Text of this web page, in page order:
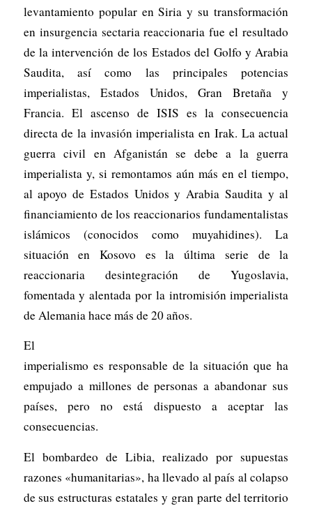
levantamiento popular en Siria y su transformación
en insurgencia sectaria reaccionaria fue el resultado
de la intervención de los Estados del Golfo y Arabia
Saudita, así como las principales potencias
imperialistas, Estados Unidos, Gran Bretaña y
Francia. El ascenso de ISIS es la consecuencia
directa de la invasión imperialista en Irak. La actual
guerra civil en Afganistán se debe a la guerra
imperialista y, si remontamos aún más en el tiempo,
al apoyo de Estados Unidos y Arabia Saudita y al
financiamiento de los reaccionarios fundamentalistas
islámicos (conocidos como muyahidines). La
situación en Kosovo es la última serie de la
reaccionaria desintegración de Yugoslavia,
fomentada y alentada por la intromisión imperialista
de Alemania hace más de 20 años.
El
imperialismo es responsable de la situación que ha
empujado a millones de personas a abandonar sus
países, pero no está dispuesto a aceptar las
consecuencias.
El bombardeo de Libia, realizado por supuestas
razones «humanitarias», ha llevado al país al colapso
de sus estructuras estatales y gran parte del territorio